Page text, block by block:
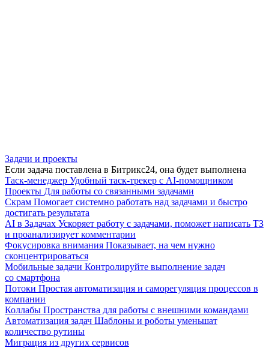
Задачи и проекты
Если задача поставлена в Битрикс24, она будет выполнена
Таск-менеджер Удобный таск-трекер с AI-помощником
Проекты Для работы со связанными задачами
Скрам Помогает системно работать над задачами и быстро
достигать результата
AI в Задачах Ускоряет работу с задачами, поможет написать ТЗ
и проанализирует комментарии
Фокусировка внимания Показывает, на чем нужно
сконцентрироваться
Мобильные задачи Контролируйте выполнение задач
со смартфона
Потоки Простая автоматизация и саморегуляция процессов в
компании
Коллабы Пространства для работы с внешними командами
Автоматизация задач Шаблоны и роботы уменьшат
количество рутины
Миграция из других сервисов